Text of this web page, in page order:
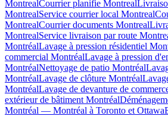
MontrealCourrier planifie Montreal
MontrealService courrier local Montreal
MontrealCourrier documents Montreal
MontrealService livraison par route
MontréalLavage à pression résidentiel
commercial MontréalLavage à pression
MontréalNettoyage de patio Montréal
MontréalLavage de clôture Montréal
MontréalLavage de devanture de
extérieur de bâtiment Montréal
Montréal — Montréal à Toronto et Ottawa